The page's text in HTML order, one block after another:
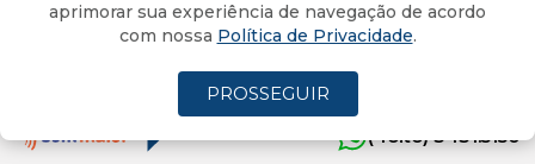
Esse post, no caso, nasce não só porque é nosso. Mas
(4oito) 3431.5150
aprimorar sua experiência de navegação de acordo
com nossa Política de Privacidade.
PROSSEGUIR